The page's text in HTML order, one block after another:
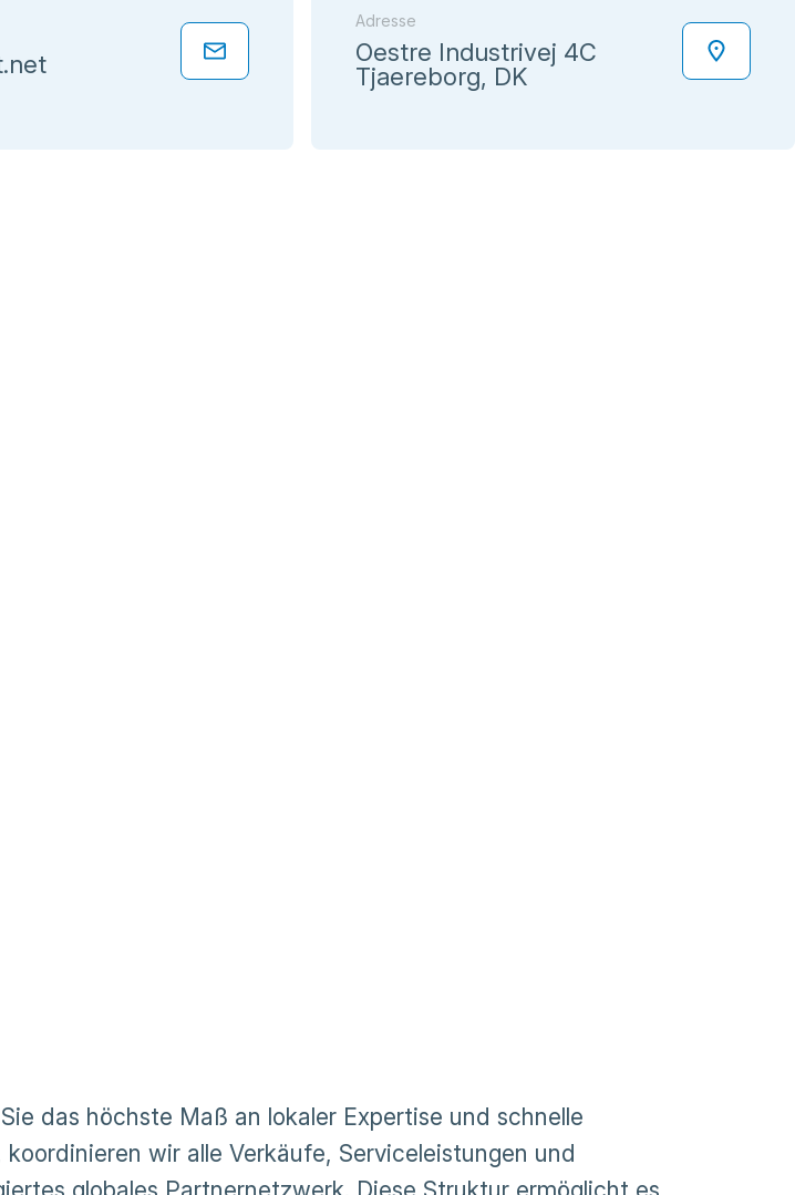
Adresse
Oestre Industrivej 4C
Tjaereborg, DK
das höchste Maß an lokaler Expertise und schnelle
wir alle Verkäufe, Serviceleistungen und